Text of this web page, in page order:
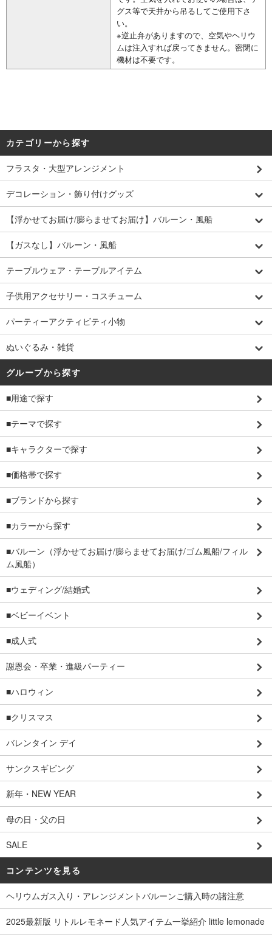
グス等で天井から吊るしてご使用下さ
い。
※逆止弁がありますので、空気やヘリウ
ムは注入すれば戻ってきません。密閉に
機材は不要です。
カテゴリーから探す
フラスタ・大型アレンジメント
デコレーション・飾り付けグッズ
【浮かせてお届け/膨らませてお届け】バルーン・風船
【ガスなし】バルーン・風船
テーブルウェア・テーブルアイテム
子供用アクセサリー・コスチューム
パーティーアクティビティ小物
ぬいぐるみ・雑貨
グループから探す
■用途で探す
■テーマで探す
■キャラクターで探す
■価格帯で探す
■ブランドから探す
■カラーから探す
■バルーン（浮かせてお届け/膨らませてお届け/ゴム風船/フィル
ム風船）
■ウェディング/結婚式
■ベビーイベント
■成人式
謝恩会・卒業・進級パーティー
■ハロウィン
■クリスマス
バレンタイン デイ
サンクスギビング
新年・NEW YEAR
母の日・父の日
SALE
コンテンツを見る
ヘリウムガス入り・アレンジメントバルーンご購入時の諸注意
2025最新版 リトルレモネード人気アイテム一挙紹介 little lemonade